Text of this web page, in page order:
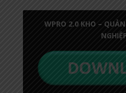
WPRO 2.0 KHO –